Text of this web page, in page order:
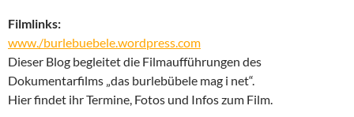
Filmlinks:
www./burlebuebele.wordpress.com
Dieser Blog begleitet die Filmaufführungen des
Dokumentarfilms „das burlebübele mag i net“.
Hier findet ihr Termine, Fotos und Infos zum Film.